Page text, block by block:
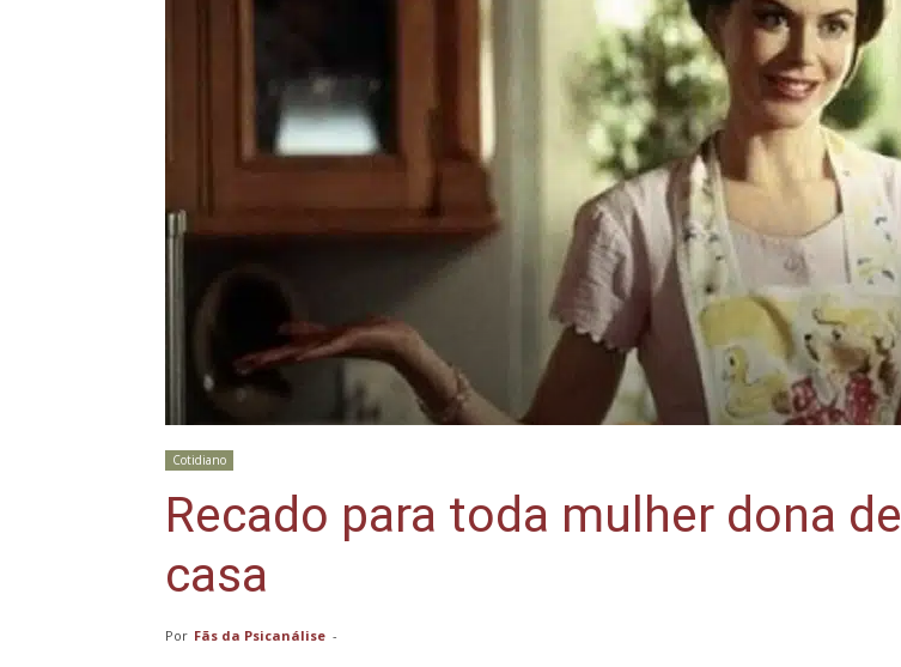
Cotidiano
Recado para toda mulher dona de
casa
Por Fãs da Psicanálise -